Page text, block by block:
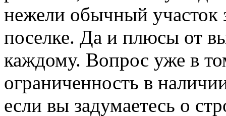
нежели обычный участок
поселке. Да и плюсы от
каждому. Вопрос уже в
ограниченность в
если вы задумаетесь о